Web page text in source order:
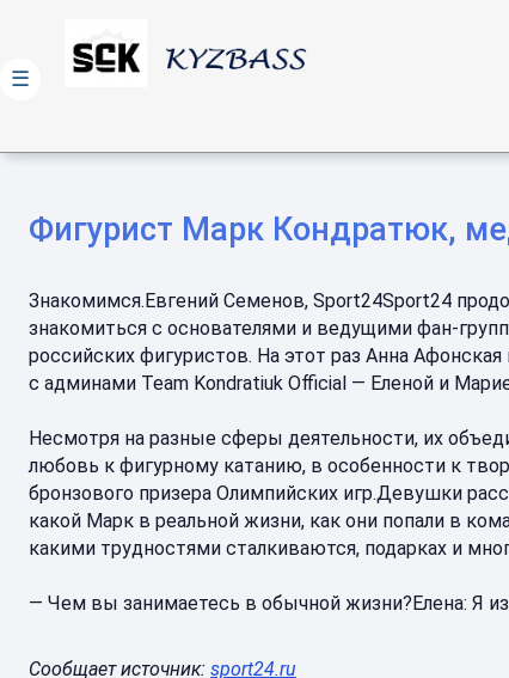
Фигурист Марк Кондратюк,
Знакомимся.Евгений Семенов, Sport24Sport24
знакомиться с основателями и ведущими фан-
российских фигуристов. На этот раз Анна Афонская
с админами Team Kondratiuk Official — Еленой и
Несмотря на разные сферы деятельности, их
любовь к фигурному катанию, в особенности к
бронзового призера Олимпийских игр.Девушки
какой Марк в реальной жизни, как они попали в
какими трудностями сталкиваются, подарках и
— Чем вы занимаетесь в обычной жизни?Елена: Я
Сообщает источник: sport24.ru
☰